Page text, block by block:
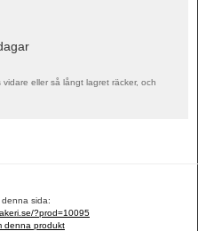
eller så långt lagret räcker, och
denna sida:
?prod=10095
denna produkt